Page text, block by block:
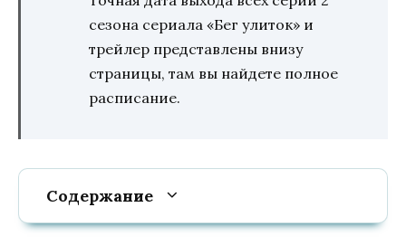
сезона сериала «Бег улиток» и
трейлер представлены внизу
страницы, там вы найдете полное
расписание.
Содержание